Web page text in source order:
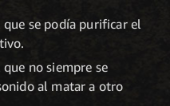
se podía purificar el
no siempre se
al matar a otro